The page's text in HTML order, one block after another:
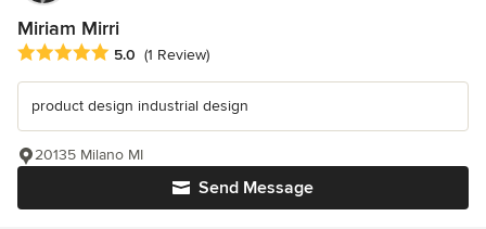
Miriam Mirri
Average rating: 5 out of 5 stars
5.0 (1 Review)
product design industrial design
Send Message
20135 Milano MI